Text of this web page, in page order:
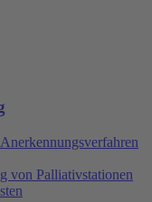
von Palliativstationen